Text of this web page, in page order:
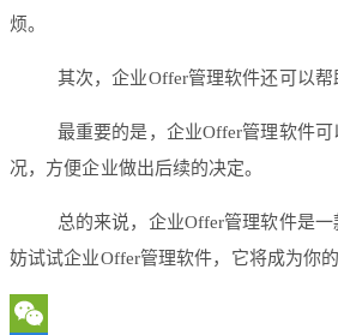
烦。
其次，企业Offer管理软件还可以
最重要的是，企业Offer管理软件
况，方便企业做出后续的决定。
总的来说，企业Offer管理软件是
妨试试企业Offer管理软件，它将成为你的